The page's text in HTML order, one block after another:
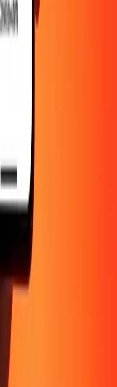
les cookies
Centre d'aide
Rapide Chèque
Rapide Chèque